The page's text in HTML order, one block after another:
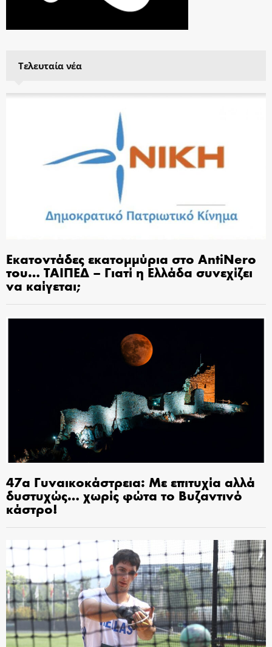
Τελευταία νέα
Εκατοντάδες εκατομμύρια στο AntiNero
του… ΤΑΙΠΕΔ – Γιατί η Ελλάδα συνεχίζει
να καίγεται;
47α Γυναικοκάστρεια: Με επιτυχία αλλά
δυστυχώς… χωρίς φώτα το Βυζαντινό
κάστρο!